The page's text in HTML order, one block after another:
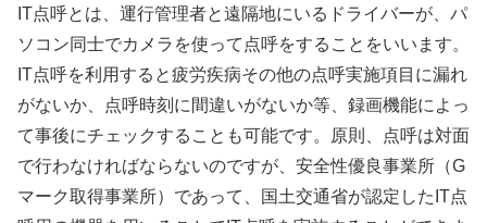
IT点呼とは、運行管理者と遠隔地にいるドライバーが、パ
ソコン同士でカメラを使って点呼をすることをいいます。
IT点呼を利用すると疲労疾病その他の点呼実施項目に漏れ
がないか、点呼時刻に間違いがないか等、録画機能によっ
て事後にチェックすることも可能です。原則、点呼は対面
で行わなければならないのですが、安全性優良事業所（G
マーク取得事業所）であって、国土交通省が認定したIT点